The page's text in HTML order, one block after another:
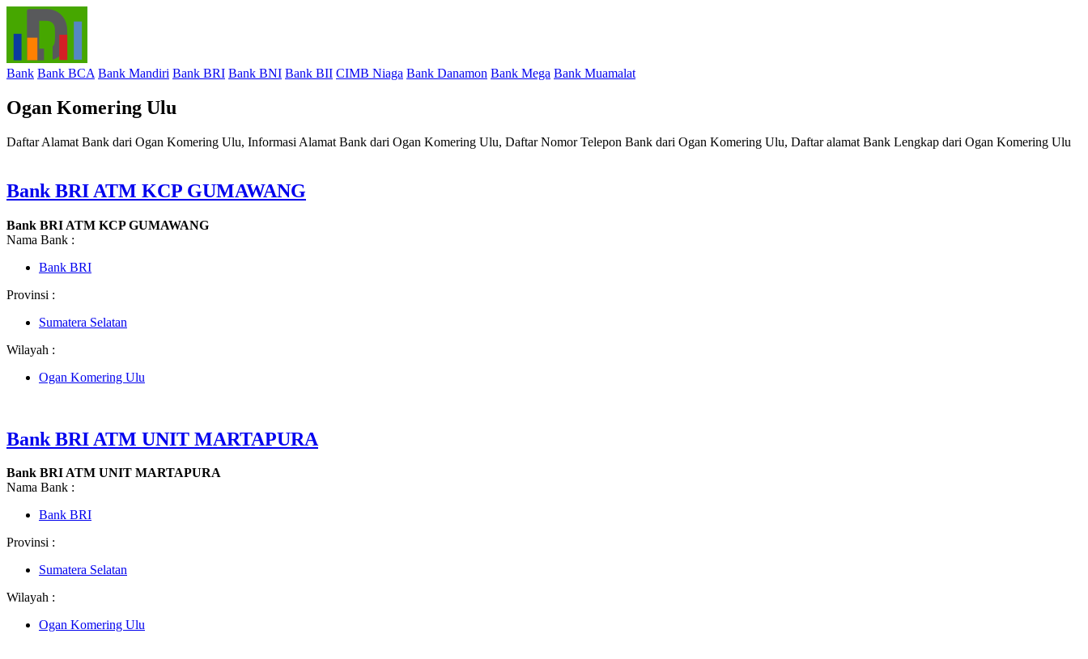
Bank Bank BCA Bank Mandiri Bank BRI Bank BNI Bank BII CIMB Niaga Bank Danamon Bank Mega Bank Muamalat
Ogan Komering Ulu
Daftar Alamat Bank dari Ogan Komering Ulu, Informasi Alamat Bank dari Ogan Komering Ulu, Daftar Nomor Telepon Bank dari Ogan Komering Ulu, Daftar alamat Bank Lengkap dari Ogan Komering Ulu
Bank BRI ATM KCP GUMAWANG
Bank BRI ATM KCP GUMAWANG
Nama Bank :
Bank BRI
Provinsi :
Sumatera Selatan
Wilayah :
Ogan Komering Ulu
Bank BRI ATM UNIT MARTAPURA
Bank BRI ATM UNIT MARTAPURA
Nama Bank :
Bank BRI
Provinsi :
Sumatera Selatan
Wilayah :
Ogan Komering Ulu